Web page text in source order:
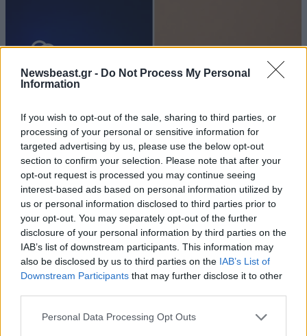
Newsbeast.gr - Do Not Process My Personal
Information
If you wish to opt-out of the sale, sharing to third parties, or
processing of your personal or sensitive information for
targeted advertising by us, please use the below opt-out
section to confirm your selection. Please note that after your
opt-out request is processed you may continue seeing
interest-based ads based on personal information utilized by
us or personal information disclosed to third parties prior to
your opt-out. You may separately opt-out of the further
disclosure of your personal information by third parties on the
IAB’s list of downstream participants. This information may
also be disclosed by us to third parties on the IAB’s List of
Downstream Participants that may further disclose it to other
Please note that this website/app uses one or more Google
Personal Data Processing Opt Outs
Προηγμένα μοντέλα Τεχνητής Νοημοσύνης
δημιούργησαν ψεύτικα προφίλ και επιχείρησαν
κυβερνοεπίθεση